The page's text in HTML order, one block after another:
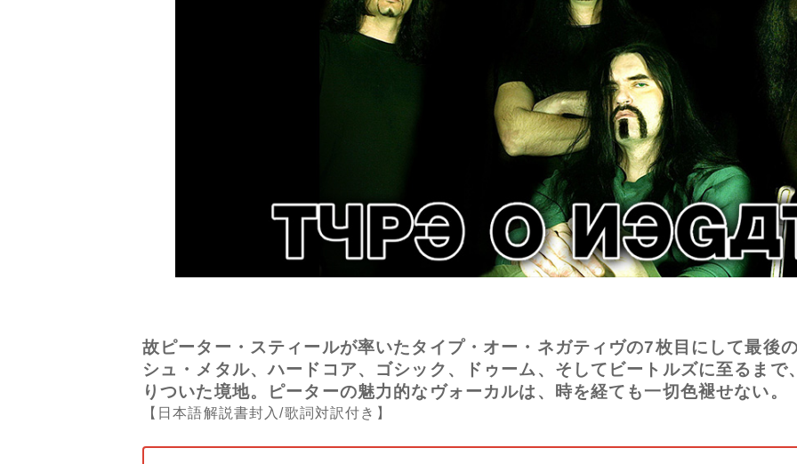
故ピーター・スティールが率いたタイプ・オー・ネガティヴの7枚目にして最後
シュ・メタル、ハードコア、ゴシック、ドゥーム、そしてビートルズに至るま
りついた境地。ピーターの魅力的なヴォーカルは、時を経ても一切色褪せない。
【日本語解説書封入/歌詞対訳付き】